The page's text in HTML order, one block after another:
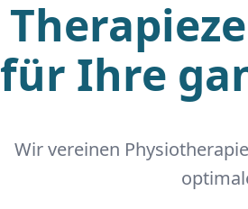
für Ihre
Wir vereinen